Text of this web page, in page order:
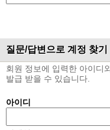
질문/답변으로 계정 찾기
회원 정보에 입력한 아이디
발급 받을 수 있습니다.
아이디